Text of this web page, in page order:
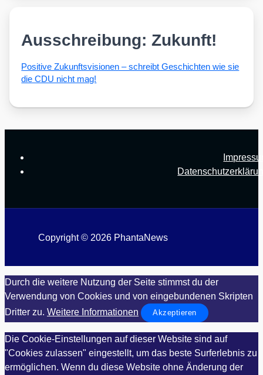
Ausschreibung: Zukunft!
Posi­ti­ve Zukunfts­vi­sio­nen – schreibt Geschich­ten wie sie
die CDU nicht mag!
Copyright © 2026 PhantaNews
Durch die weitere Nutzung der Seite stimmst du der
Verwendung von Cookies und von eingebundenen Skripten
Dritter zu. Weitere Informationen Akzeptieren
Die Cookie-Einstellungen auf dieser Website sind auf
"Cookies zulassen" eingestellt, um das beste Surferlebnis zu
ermöglichen. Wenn du diese Website ohne Änderung der